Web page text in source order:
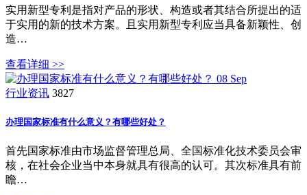
实用新型专利是指对产品的形状、构造或者其结合所提出的适
于实用的新的技术方案。且实用新型专利应当具备新颖性、创
造…
查看详细 >>
08 Sep
行业资讯 3827
办理国家标准有什么意义？有哪些好处？
首先国家标准由市场监督管理总局、全国标准化技术委员会审
核，在社会企业当中本身就具有很高的认可。其次标准具有前
瞻…